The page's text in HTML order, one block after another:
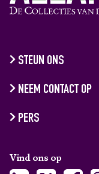
STEUN ONS
NEEM CONTACT OP
PERS
Vind ons op